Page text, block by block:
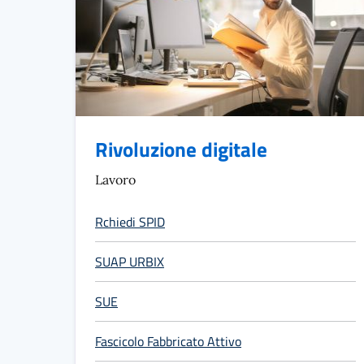
Rivoluzione digitale
Lavoro
Rchiedi SPID
SUAP URBIX
SUE
Fascicolo Fabbricato Attivo